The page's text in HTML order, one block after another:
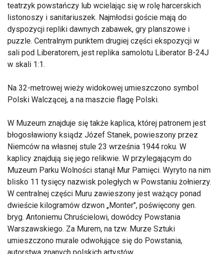
teatrzyk powstańczy lub wcielając się w rolę harcerskich
listonoszy i sanitariuszek. Najmłodsi goście mają do
dyspozycji repliki dawnych zabawek, gry planszowe i
puzzle. Centralnym punktem drugiej części ekspozycji w
sali pod Liberatorem, jest replika samolotu Liberator B-24J
w skali 1:1.
Na 32-metrowej wieży widokowej umieszczono symbol
Polski Walczącej, a na maszcie flagę Polski.
W Muzeum znajduje się także kaplica, której patronem jest
błogosławiony ksiądz Józef Stanek, powieszony przez
Niemców na własnej stule 23 września 1944 roku. W
kaplicy znajdują się jego relikwie. W przylegającym do
Muzeum Parku Wolności stanął Mur Pamięci. Wyryto na nim
blisko 11 tysięcy nazwisk poległych w Powstaniu żołnierzy.
W centralnej części Muru zawieszony jest ważący ponad
dwieście kilogramów dzwon „Monter", poświęcony gen.
bryg. Antoniemu Chruścielowi, dowódcy Powstania
Warszawskiego. Za Murem, na tzw. Murze Sztuki
umieszczono murale odwołujące się do Powstania,
autorstwa znanych polskich artystów.